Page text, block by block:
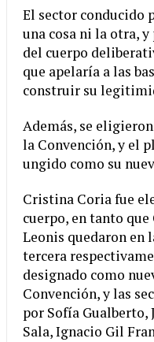
El sector conducido
una cosa ni la otra,
del cuerpo
que apelaría a las
construir su
Además, se
la Convención, y el
ungido como su
Cristina Coria fue
cuerpo, en tanto
Leonis quedaron en
tercera
designado como
Convención, y las
por Sofía Gualberto,
Sala, Ignacio Gil